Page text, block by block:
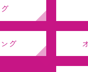
グ